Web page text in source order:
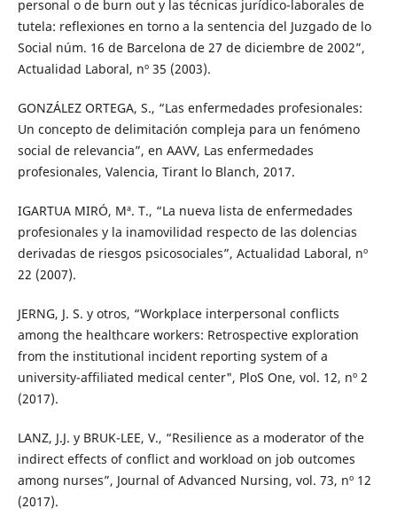
personal o de burn out y las técnicas jurídico-laborales de
tutela: reflexiones en torno a la sentencia del Juzgado de lo
Social núm. 16 de Barcelona de 27 de diciembre de 2002”,
Actualidad Laboral, nº 35 (2003).
GONZÁLEZ ORTEGA, S., “Las enfermedades profesionales:
Un concepto de delimitación compleja para un fenómeno
social de relevancia”, en AAVV, Las enfermedades
profesionales, Valencia, Tirant lo Blanch, 2017.
IGARTUA MIRÓ, Mª. T., “La nueva lista de enfermedades
profesionales y la inamovilidad respecto de las dolencias
derivadas de riesgos psicosociales”, Actualidad Laboral, nº
22 (2007).
JERNG, J. S. y otros, “Workplace interpersonal conflicts
among the healthcare workers: Retrospective exploration
from the institutional incident reporting system of a
university-affiliated medical center", PloS One, vol. 12, nº 2
(2017).
LANZ, J.J. y BRUK-LEE, V., “Resilience as a moderator of the
indirect effects of conflict and workload on job outcomes
among nurses”, Journal of Advanced Nursing, vol. 73, nº 12
(2017).